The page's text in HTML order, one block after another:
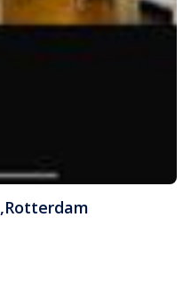
,Rotterdam